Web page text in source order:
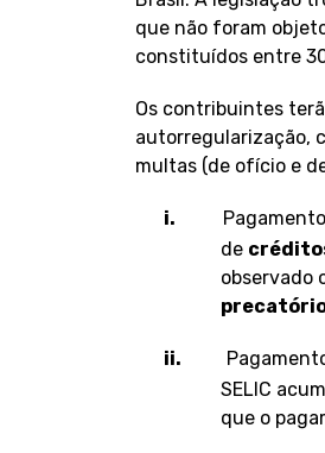
que não foram
constituídos entre
Os contribuintes
autorregularização,
multas (de ofício e
i.
de
observado
ii.
SELIC
que o